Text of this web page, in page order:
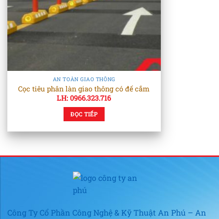
AN TOÀN GIAO THÔNG
Cọc tiêu phân làn giao thông có đế cắm
LH: 0966.323.716
ĐỌC TIẾP
Công Ty Cổ Phần Công Nghệ & Kỹ Thuật An Phú – An